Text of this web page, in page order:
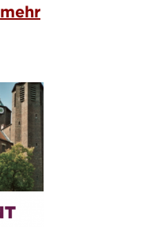
mehr